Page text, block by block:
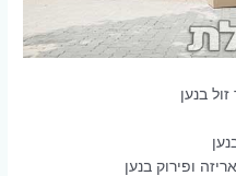
בנען
ופירוק בנען